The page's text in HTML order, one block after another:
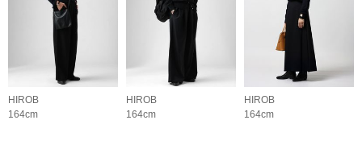
HIROB
164cm
HIROB
164cm
HIROB
164cm